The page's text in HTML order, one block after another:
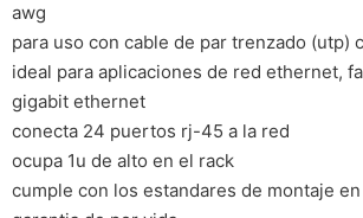
awg
para uso con cable de par trenzado (utp)
ideal para aplicaciones de red ethernet,
gigabit ethernet
conecta 24 puertos rj-45 a la red
ocupa 1u de alto en el rack
cumple con los estandares de montaje